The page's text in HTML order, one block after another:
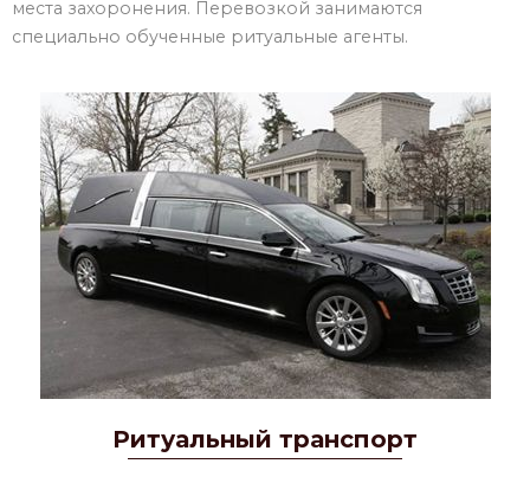
места захоронения. Перевозкой занимаются
специально обученные ритуальные агенты.
Ритуальный транспорт